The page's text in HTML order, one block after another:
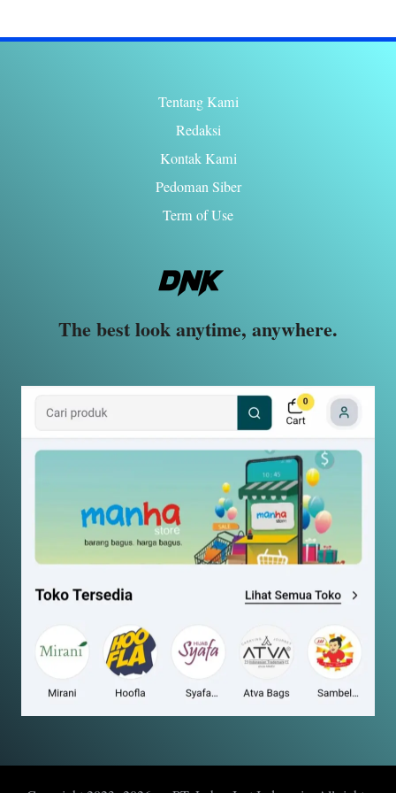
Tentang Kami
Redaksi
Kontak Kami
Pedoman Siber
Term of Use
The best look anytime, anywhere.